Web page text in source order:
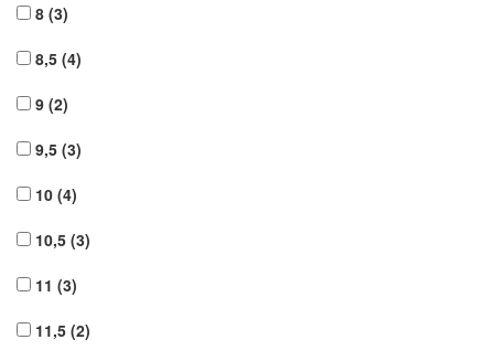
8 (3)
8,5 (4)
9 (2)
9,5 (3)
10 (4)
10,5 (3)
11 (3)
11,5 (2)